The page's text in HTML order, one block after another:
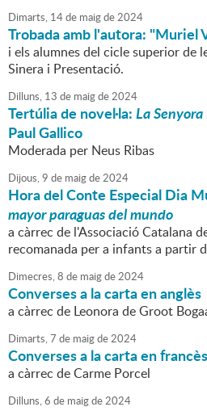
Dimarts, 14de maigde2024
Trobada amb l'autora: "Muriel
i els alumnes del cicle superior de
Sinera i Presentació.
Dilluns, 13 de maigde2024
Tertúlia de novel·la:La
Paul Gallico
Moderada per Neus Ribas
Dijous,9 de maigde2024
Hora del Conte Especial Dia
mayor paraguas del mundo
a càrrec de l'Associació Catalana
recomanada per a infants a partir
Dimecres,8 de maigde2024
Converses a la carta en anglès
a càrrec de Leonora de Groot
Dimarts,7 de maigde2024
Converses a la carta en
a càrrec de Carme Porcel
Dilluns,6 de maigde2024